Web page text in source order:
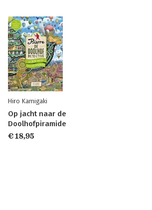
Hiro Kamigaki
Op jacht naar de
Doolhofpiramide
€ 18,95